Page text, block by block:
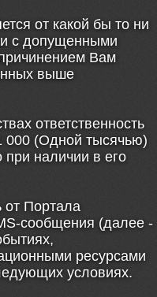
от какой бы то ни
с допущенными
Вам
выше
ответственность
000 (Одной тысячью)
при наличии в его
от Портала
сообщения (далее -
ресурсами
условиях.